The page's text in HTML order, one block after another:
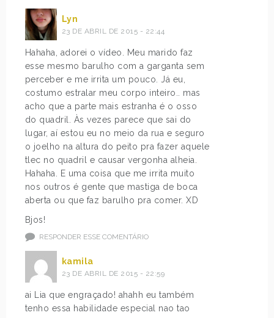
Lyn
23 DE ABRIL DE 2015 - 22:44
Hahaha, adorei o vídeo. Meu marido faz
esse mesmo barulho com a garganta sem
perceber e me irrita um pouco. Já eu,
costumo estralar meu corpo inteiro.. mas
acho que a parte mais estranha é o osso
do quadril. Às vezes parece que sai do
lugar, aí estou eu no meio da rua e seguro
o joelho na altura do peito pra fazer aquele
tlec no quadril e causar vergonha alheia.
Hahaha. E uma coisa que me irrita muito
nos outros é gente que mastiga de boca
aberta ou que faz barulho pra comer. XD
Bjos!
RESPONDER ESSE COMENTÁRIO
kamila
23 DE ABRIL DE 2015 - 22:59
ai Lia que engraçado! ahahh eu também
tenho essa habilidade especial nao tao